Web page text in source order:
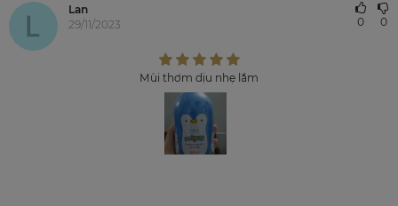
Lan
29/11/2023
Mùi thơm dịu nhẹ lắm
0 0